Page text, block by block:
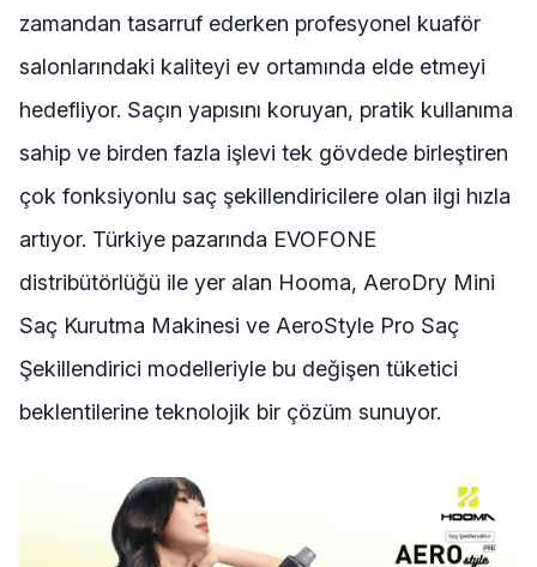
zamandan tasarruf ederken profesyonel kuaför
salonlarındaki kaliteyi ev ortamında elde etmeyi
hedefliyor. Saçın yapısını koruyan, pratik kullanıma
sahip ve birden fazla işlevi tek gövdede birleştiren
çok fonksiyonlu saç şekillendiricilere olan ilgi hızla
artıyor. Türkiye pazarında EVOFONE
distribütörlüğü ile yer alan Hooma, AeroDry Mini
Saç Kurutma Makinesi ve AeroStyle Pro Saç
Şekillendirici modelleriyle bu değişen tüketici
beklentilerine teknolojik bir çözüm sunuyor.